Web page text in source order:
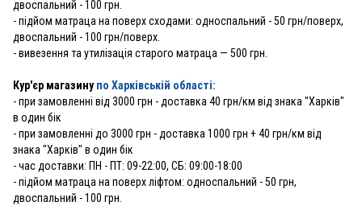
двоспальний - 100 грн.
- підйом матраца на поверх сходами: односпальний - 50 грн/поверх,
двоспальний - 100 грн/поверх.
- вивезення та утилізація старого матраца — 500 грн.
Кур'єр магазинупо Харківській області:
- при замовленні від 3000 грн - доставка 40 грн/км від знака "Харків"
в один бік
- при замовленні до 3000 грн - доставка 1000 грн + 40 грн/км від
знака "Харків" в один бік
- час доставки: ПН - ПТ: 09-22:00, СБ: 09:00-18:00
- підйом матраца на поверх ліфтом: односпальний - 50 грн,
двоспальний - 100 грн.